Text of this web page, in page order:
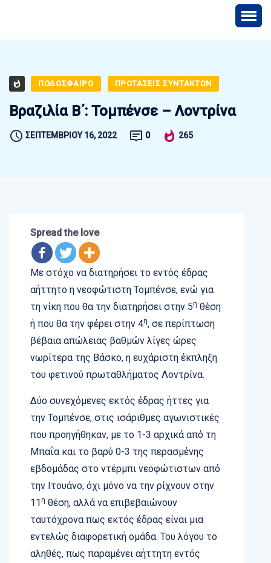
ΠΟΔΟΣΦΑΙΡΟ ΠΡΟΤΑΣΕΙΣ ΣΥΝΤΑΚΤΩΝ
Βραζιλία Β΄: Τομπένσε – Λοντρίνα
ΣΕΠΤΕΜΒΡΊΟΥ 16, 2022 0 265
Spread the love
Με στόχο να διατηρήσει το εντός έδρας
αήττητο η νεοφώτιστη Τομπένσε, ενώ για
τη νίκη που θα την διατηρήσει στην 5η θέση
ή που θα την φέρει στην 4η, σε περίπτωση
βέβαια απώλειας βαθμών λίγες ώρες
νωρίτερα της Βάσκο, η ευχάριστη έκπληξη
του φετινού πρωταθλήματος Λοντρίνα.
Δύο συνεχόμενες εκτός έδρας ήττες για
την Τομπένσε, στις ισάριθμες αγωνιστικές
που προηγήθηκαν, με το 1-3 αρχικά από τη
Μπαΐα και το βαρύ 0-3 της περασμένης
εβδομάδας στο ντέρμπι νεοφώτιστων από
την Ιτουάνο, όχι μόνο να την ρίχνουν στην
11η θέση, αλλά να επιβεβαιώνουν
ταυτόχρονα πως εκτός έδρας είναι μια
εντελώς διαφορετική ομάδα. Του λόγου το
αληθές, πως παραμένει αήττητη εντός